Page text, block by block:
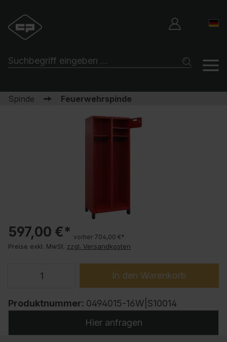
Spinde Feuerwehrspinde
597,00 €* vorher 704,00 €*
Preise exkl. MwSt. zzgl. Versandkosten
In den Warenkorb
Produktnummer: 0494015-16W|S10014
Hier anfragen